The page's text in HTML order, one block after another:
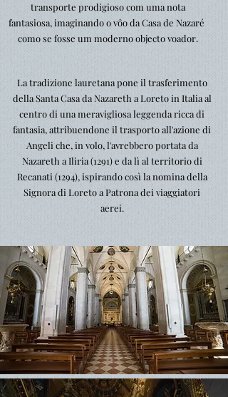
transporte prodigioso com uma nota
fantasiosa, imaginando o vôo da Casa de Nazaré
como se fosse um moderno objecto voador.
La tradizione lauretana pone il trasferimento
della Santa Casa da Nazareth a Loreto in Italia al
centro di una meravigliosa leggenda ricca di
fantasia, attribuendone il trasporto all'azione di
Angeli che, in volo, l'avrebbero portata da
Nazareth a Iliria (1291) e da lì al territorio di
Recanati (1294), ispirando così la nomina della
Signora di Loreto a Patrona dei viaggiatori
aerei.